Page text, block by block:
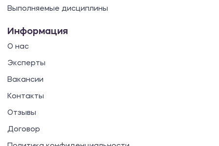
Выполняемые дисциплины
Информация
О нас
Эксперты
Вакансии
Контакты
Отзывы
Договор